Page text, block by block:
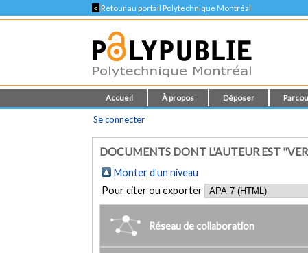
< Retour au portail Polytechnique Montréal
Accueil À propos Déposer
Se connecter
DOCUMENTS DONT L'AUTEUR EST
Monter d'un niveau
Pour citer ou exporter
Réseau de collaboration